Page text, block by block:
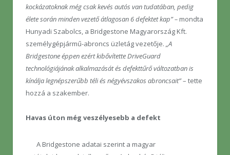
kockázatoknak még csak kevés autós van tudatában, pedig
élete során minden vezető átlagosan 6 defektet kap” – mondta
Hunyadi Szabolcs, a Bridgestone Magyarország Kft.
személygépjármű-abroncs üzletág vezetője. „A
Bridgestone éppen ezért kibővítette DriveGuard
technológiájának alkalmazását és defekttűrő változatban is
kínálja legnépszerűbb téli és négyévszakos abroncsait”– tette
hozzá a szakember.
Havas úton még veszélyesebb a defekt
A Bridgestone adatai szerint a magyar